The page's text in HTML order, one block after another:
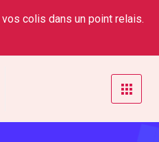
colis dans un point relais.